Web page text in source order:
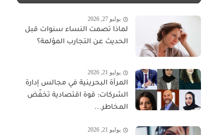
يوليو 27, 2026
لماذا تصمت النساء سنوات قبل
الحديث عن التجارب المؤلمة؟
يوليو 21, 2026
المرأة البحرينية في مجالس إدارة
الشركات: قوة اقتصادية تخفّض
المخاطر...
يوليو 21, 2026